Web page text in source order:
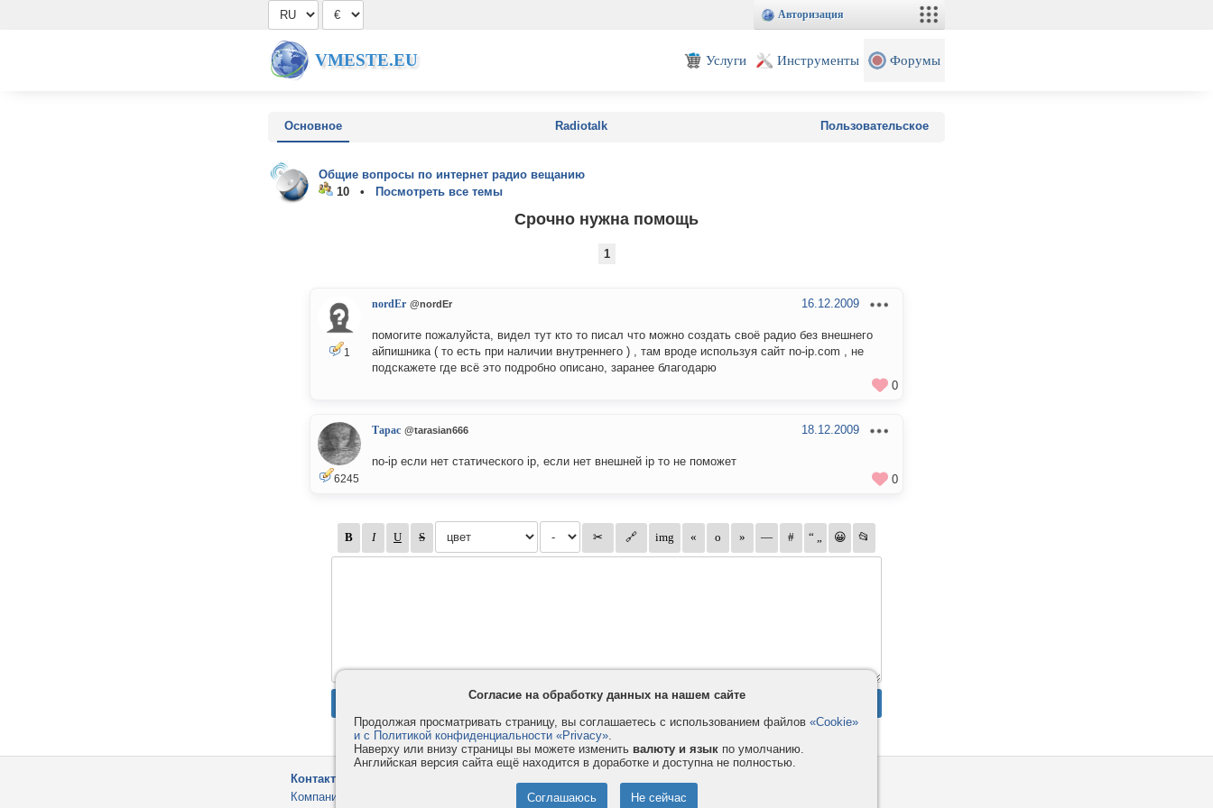
Авторизация
VMESTE.EU Услуги Инструменты Форумы
Основное Radiotalk Пользовательское
Общие вопросы по интернет радио вещанию
10 •
Посмотреть все темы
Срочно нужна помощь
1
1
nordEr @nordEr 16.12.2009
помогите пожалуйста, видел тут кто то писал что можно создать своё радио без внешнего
айпишника ( то есть при наличии внутреннего ) , там вроде используя сайт no-ip.com , не
подскажете где всё это подробно описано, заранее благодарю
0
6245
Тарас @tarasian666 18.12.2009
no-ip если нет статического ip, если нет внешней ip то не поможет
0
Контакты
Компания
Правила и условия
Как оплатить
Согласие на обработку данных на нашем сайте
Продолжая просматривать страницу, вы соглашаетесь с использованием файлов «Cookie»
и с Политикой конфиденциальности «Privacy».
Наверху или внизу страницы вы можете изменить валюту и язык по умолчанию.
Английская версия сайта ещё находится в доработке и доступна не полностью.